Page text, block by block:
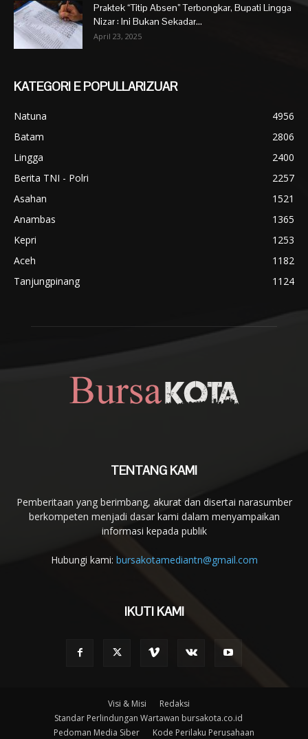
Praktek “Titip Absen” Terbongkar, Bupati Lingga
Nizar : Ini Bukan Sekadar...
April 23, 2025
KATEGORI E POPULLARIZUAR
Natuna
4956
Batam
2806
Lingga
2400
Berita TNI - Polri
2257
Asahan
1521
Anambas
1365
Kepri
1253
Aceh
1182
Tanjungpinang
1124
TENTANG KAMI
Pemberitaan yang berimbang, akurat dan disertai narasumber
berkompeten menjadi dasar kami dalam menyampaikan
informasi kepada publik
Hubungi kami: bursakotamediantn@gmail.com
IKUTI KAMI
Visi & Misi
Redaksi
Standar Perlindungan Wartawan bursakota.co.id
Pedoman Media Siber
Kode Perilaku Perusahaan